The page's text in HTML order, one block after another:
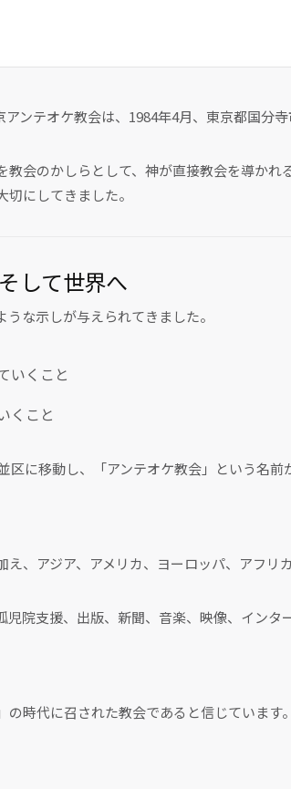
ンテオケ教会は、1984年4月、東京都国分寺
教会のかしらとして、神が直接教会を導か
にしてきました。
して世界へ
な示しが与えられてきました。
いくこと
くこと
区に移動し、「アンテオケ教会」という名
、アジア、アメリカ、ヨーロッパ、アフリ
院支援、出版、新聞、音楽、映像、インタ
の時代に召された教会であると信じていま